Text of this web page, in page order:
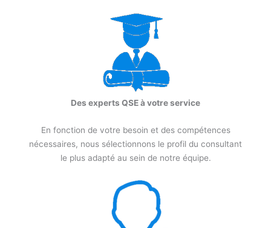
Des experts QSE à votre service
En fonction de votre besoin et des compétences
nécessaires, nous sélectionnons le profil du consultant
le plus adapté au sein de notre équipe.